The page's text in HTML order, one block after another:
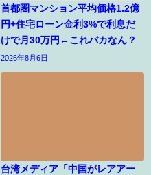
首都圏マンション平均価格1.2億
円+住宅ローン金利3%で利息だ
けで月30万円←これバカなん？
2026年8月6日
台湾メディア「中国がレアアー